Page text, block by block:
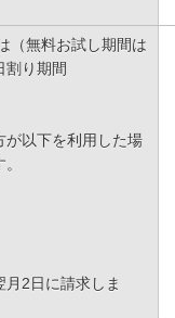
（無料お試し期間は
割り期間
が以下を利用した場
2日に請求しま